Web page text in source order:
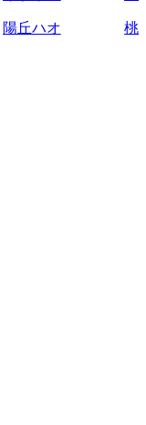
陽丘ハオ 桃